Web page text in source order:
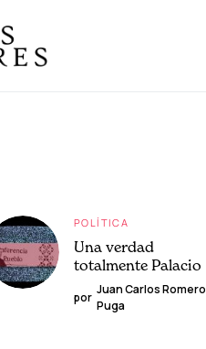
POLÍTICA
Una verdad
totalmente Palacio
por
Juan Carlos Romero
Puga